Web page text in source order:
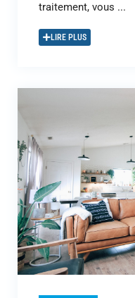
traitement, vous ...
LIRE PLUS